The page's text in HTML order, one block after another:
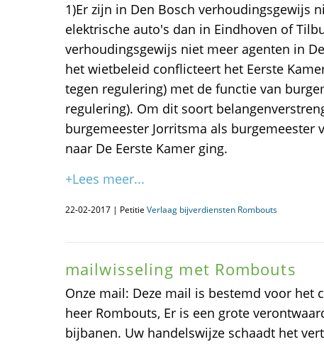
1)Er zijn in Den Bosch verhoudingsgewijs
elektrische auto's dan in Eindhoven of
verhoudingsgewijs niet meer agenten in
het wietbeleid conflicteert het Eerste
tegen regulering) met de functie van
regulering). Om dit soort
burgemeester Jorritsma als burgemeester
naar De Eerste Kamer ging.
+Lees meer...
22-02-2017 | Petitie Verlaag bijverdiensten Rombouts
mailwisseling met Rombouts
Onze mail: Deze mail is bestemd voor het
heer Rombouts, Er is een grote
bijbanen. Uw handelswijze schaadt het